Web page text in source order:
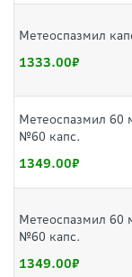
Метеоспазмил
1333.00
Метеоспазмил 60
№60 капс.
1349.00
Метеоспазмил 60
№60 капс.
1349.00